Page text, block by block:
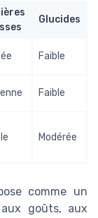
Glucides
Faible
Faible
Modérée
comme un
goûts, aux